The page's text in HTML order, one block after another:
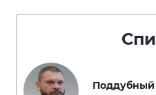
Поддубный